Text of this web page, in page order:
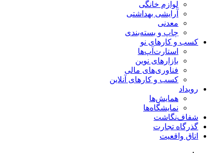
لوازم خانگی
آرایشی بهداشتی
معدنی
چاپ و بسته‌بندی
کسب و کارهای نو
استارت‌آپ‌ها
بازارهای نوین
فناوری‌های مالی
کسب و کارهای آنلاین
رویداد
همایش‌ها
نمایشگاه‌ها
شفاف‌نگاشت
گذرگاه تجارت
اتاق واقعیت